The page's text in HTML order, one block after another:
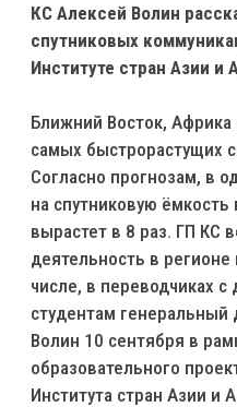
КС Алексей Волин
спутниковых
Институте стран Азии
Ближний Восток,
самых быстрорастущих
Согласно прогнозам, в
на спутниковую
вырастет в 8 раз. ГП КС
деятельность в
числе, в переводчиках
студентам генеральный
Волин 10 сентября в
образовательного
Института стран Азии